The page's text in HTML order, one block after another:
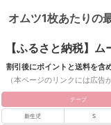
オムツ1枚あたりの
【ふるさと納税】
割引後にポイントと送料を含
（本ページのリンクには広告
テープ
新生児 S